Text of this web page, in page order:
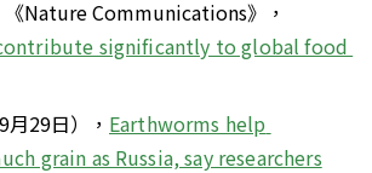
《Nature Communications》，
significantly to global food
29日）， Earthworms help
grain as Russia, say researchers